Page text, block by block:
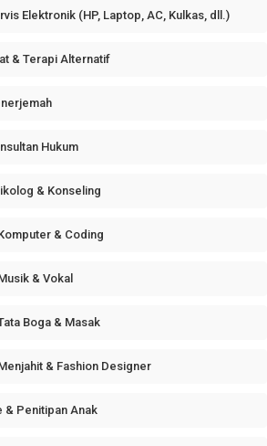
Elektronik (HP, Laptop, AC, Kulkas, dll.)
& Terapi Alternatif
Hukum
& Konseling
& Coding
& Vokal
Boga & Masak
& Fashion Designer
& Penitipan Anak